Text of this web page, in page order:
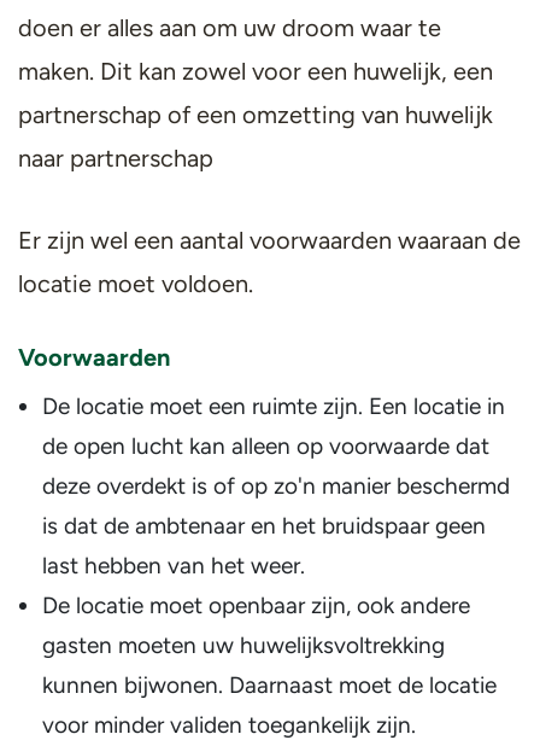
doen er alles aan om uw droom waar te
maken. Dit kan zowel voor een huwelijk, een
partnerschap of een omzetting van huwelijk
naar partnerschap
Er zijn wel een aantal voorwaarden waaraan de
locatie moet voldoen.
Voorwaarden
De locatie moet een ruimte zijn. Een locatie in
de open lucht kan alleen op voorwaarde dat
deze overdekt is of op zo'n manier beschermd
is dat de ambtenaar en het bruidspaar geen
last hebben van het weer.
De locatie moet openbaar zijn, ook andere
gasten moeten uw huwelijksvoltrekking
kunnen bijwonen. Daarnaast moet de locatie
voor minder validen toegankelijk zijn.